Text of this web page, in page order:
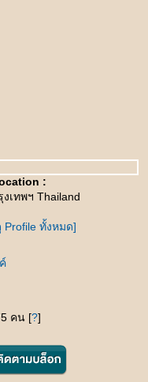
:
งเทพฯ Thailand
Profile ทั้งหมด]
คน [?]